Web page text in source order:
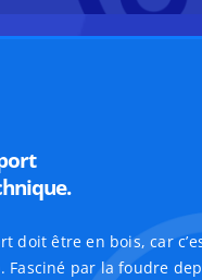
doit être en bois, car
. Fasciné par la foudre